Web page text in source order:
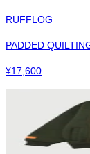
RUFFLOG
PADDED
¥17,600